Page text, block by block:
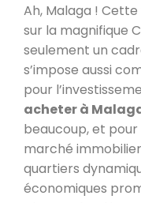
Ah, Malaga !
sur la magnifique
seulement un
s’impose aussi
pour
acheter à
beaucoup, et pour
marché
quartiers
économiques